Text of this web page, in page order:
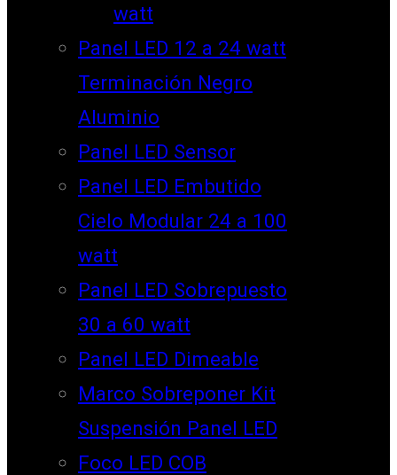
watt
Panel LED 12 a 24 watt
Terminación Negro
Aluminio
Panel LED Sensor
Panel LED Embutido
Cielo Modular 24 a 100
watt
Panel LED Sobrepuesto
30 a 60 watt
Panel LED Dimeable
Marco Sobreponer Kit
Suspensión Panel LED
Foco LED COB